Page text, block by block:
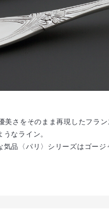
さをそのまま再現したフラン
なライン。
品〈パリ〉シリーズはゴー